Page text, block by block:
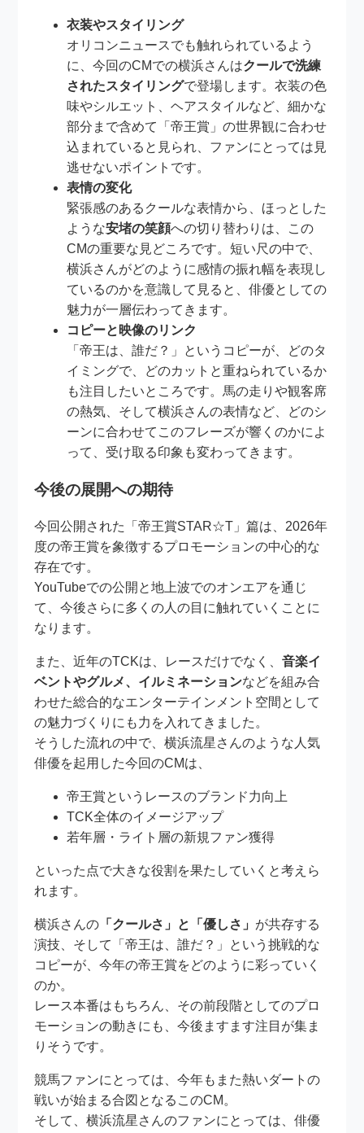
衣装やスタイリング
オリコンニュースでも触れられているよう
に、今回のCMでの横浜さんはクールで洗練
されたスタイリングで登場します。衣装の色
味やシルエット、ヘアスタイルなど、細かな
部分まで含めて「帝王賞」の世界観に合わせ
込まれていると見られ、ファンにとっては見
逃せないポイントです。
表情の変化
緊張感のあるクールな表情から、ほっとした
ような安堵の笑顔への切り替わりは、この
CMの重要な見どころです。短い尺の中で、
横浜さんがどのように感情の振れ幅を表現し
ているのかを意識して見ると、俳優としての
魅力が一層伝わってきます。
コピーと映像のリンク
「帝王は、誰だ？」というコピーが、どのタ
イミングで、どのカットと重ねられているか
も注目したいところです。馬の走りや観客席
の熱気、そして横浜さんの表情など、どのシ
ーンに合わせてこのフレーズが響くのかによ
って、受け取る印象も変わってきます。
今後の展開への期待
今回公開された「帝王賞STAR☆T」篇は、2026年
度の帝王賞を象徴するプロモーションの中心的な
存在です。
YouTubeでの公開と地上波でのオンエアを通じ
て、今後さらに多くの人の目に触れていくことに
なります。
また、近年のTCKは、レースだけでなく、音楽イ
ベントやグルメ、イルミネーションなどを組み合
わせた総合的なエンターテインメント空間として
の魅力づくりにも力を入れてきました。
そうした流れの中で、横浜流星さんのような人気
俳優を起用した今回のCMは、
帝王賞というレースのブランド力向上
TCK全体のイメージアップ
若年層・ライト層の新規ファン獲得
といった点で大きな役割を果たしていくと考えら
れます。
横浜さんの 「クールさ」と「優しさ」 が共存する
演技、そして「帝王は、誰だ？」という挑戦的な
コピーが、今年の帝王賞をどのように彩っていく
のか。
レース本番はもちろん、その前段階としてのプロ
モーションの動きにも、今後ますます注目が集ま
りそうです。
競馬ファンにとっては、今年もまた熱いダートの
戦いが始まる合図となるこのCM。
そして、横浜流星さんのファンにとっては、俳優